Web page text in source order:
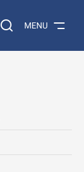
Vyhledávání na
MENU